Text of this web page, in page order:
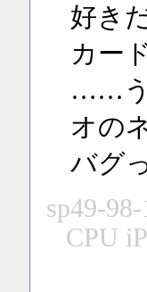
好き
カー
……う
オの
バグ
sp49-
CPU